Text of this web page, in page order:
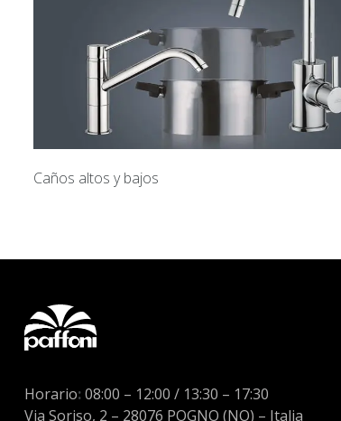
Caños altos y bajos
Horario:08:00 – 12:00 / 13:30 – 17:30
Via Soriso, 2 – 28076 POGNO (NO) – Italia